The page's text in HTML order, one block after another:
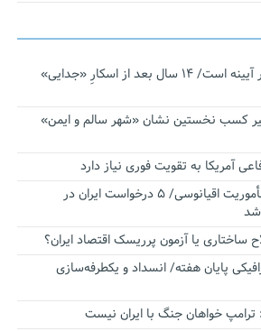
نجات‌دهنده‌ همچنان در آیینه است/ ۱۴ سال بعد از اسکارِ «جدایی»
کسب نخستین نشان «شهر سالم و ایمن»
به تقویت فوری نیاز دارد
اقتدار ناوگروه ۱۰۳ در مأموریت‌ اقیانوسی/ ۵ درخواست ایران در
شد
ساختاری یا آزمون پرریسک اقتصاد ایران؟
پایان هفته/ انسداد و یکطرفه‌سازی
خواهان جنگ با ایران نیست